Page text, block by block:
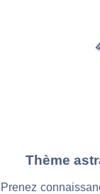
Thème
Prenez